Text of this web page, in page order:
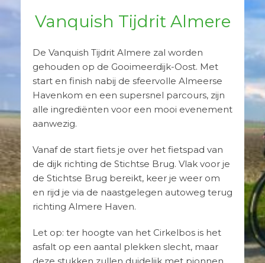
Vanquish Tijdrit Almere
De Vanquish Tijdrit Almere zal worden
gehouden op de Gooimeerdijk-Oost. Met
start en finish nabij de sfeervolle Almeerse
Havenkom en een supersnel parcours, zijn
alle ingrediënten voor een mooi evenement
aanwezig.
Vanaf de start fiets je over het fietspad van
de dijk richting de Stichtse Brug. Vlak voor je
de Stichtse Brug bereikt, keer je weer om
en rijd je via de naastgelegen autoweg terug
richting Almere Haven.
Let op: ter hoogte van het Cirkelbos is het
asfalt op een aantal plekken slecht, maar